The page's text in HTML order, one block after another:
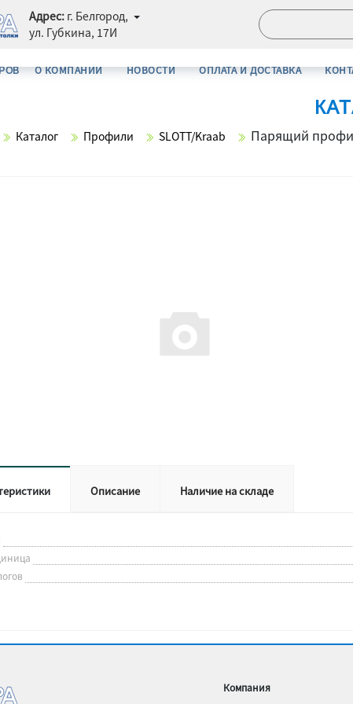
Адрес: г. Белгород,
ул. Губкина, 17И
О КОМПАНИИ НОВОСТИ ОПЛАТА И ДОСТАВКА
Каталог Профили SLOTT/Kraab Парящий
Описание Наличие на складе
Компания